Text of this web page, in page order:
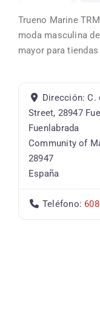
Trueno Marine
moda masculina
mayor para
Dirección:C.
Street, 28947
Fuenlabrada
Community of
28947
España
Teléfono: